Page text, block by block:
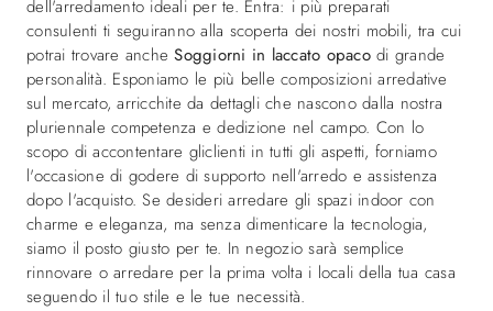
dell'arredamento ideali per te. Entra: i più preparati
consulenti ti seguiranno alla scoperta dei nostri mobili, tra cui
potrai trovare ancheSoggiorni in laccato opacodi grande
personalità. Esponiamo le più belle composizioni arredative
sul mercato, arricchite da dettagli che nascono dalla nostra
pluriennale competenza e dedizione nel campo. Con lo
scopo di accontentare gliclienti in tutti gli aspetti, forniamo
l'occasione di godere di supporto nell'arredo e assistenza
dopo l'acquisto. Se desideri arredare gli spazi indoor con
charme e eleganza, ma senza dimenticare la tecnologia,
siamo il posto giusto per te. In negozio sarà semplice
rinnovare o arredare per la prima volta i locali della tua casa
seguendo il tuo stile e le tue necessità.